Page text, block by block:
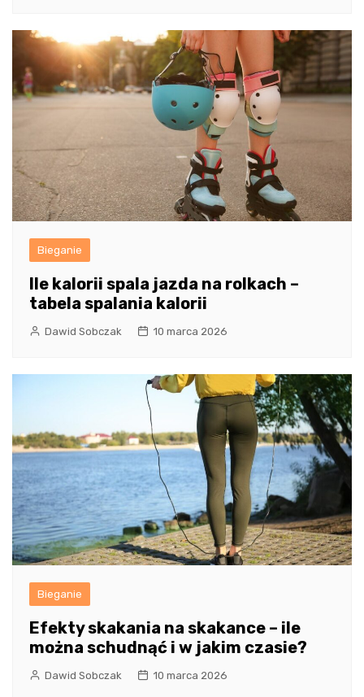
Bieganie
Ile kalorii spala jazda na rolkach –
tabela spalania kalorii
Dawid Sobczak 10 marca 2026
Bieganie
Efekty skakania na skakance – ile
można schudnąć i w jakim czasie?
Dawid Sobczak 10 marca 2026